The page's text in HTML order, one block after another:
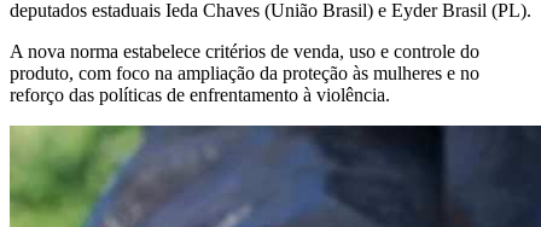
deputados estaduais Ieda Chaves (União Brasil) e Eyder Brasil (PL).
A nova norma estabelece critérios de venda, uso e controle do
produto, com foco na ampliação da proteção às mulheres e no
reforço das políticas de enfrentamento à violência.